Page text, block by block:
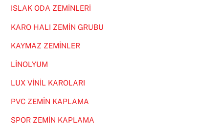
ISLAK ODA ZEMİNLERİ
KARO HALI ZEMİN GRUBU
KAYMAZ ZEMİNLER
LİNOLYUM
LUX VİNİL KAROLARI
PVC ZEMİN KAPLAMA
SPOR ZEMİN KAPLAMA